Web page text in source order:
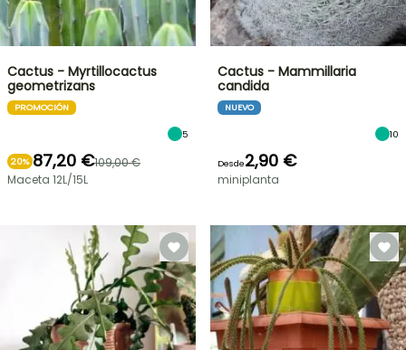
Cactus - Myrtillocactus
geometrizans
PROMOCIÓN
5
20% 87,20 €109,00 €
Maceta 12L/15L
Cactus - Mammillaria
candida
NUEVO
10
Desde2,90 €
miniplanta